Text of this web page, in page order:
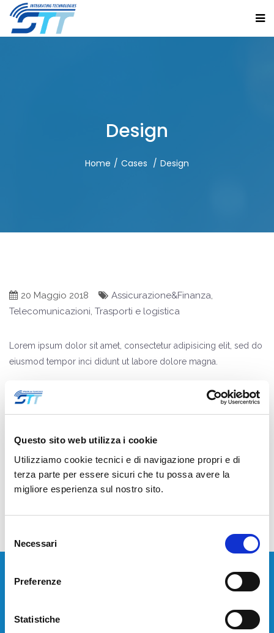
Questo sito web utilizza i cookie
Utilizziamo cookie tecnici e di navigazione propri e di
terza parte per essere sicuri che tu possa avere la
migliore esperienza sul nostro sito.
delNecessari
Preferenze
Statistiche
Design
Home Cases Design
20 Maggio 2018 Assicurazione&Finanza,
Telecomunicazioni, Trasporti e logistica
Lorem ipsum dolor sit amet, consectetur adipisicing elit, sed do
eiusmod tempor inci didunt ut labore dolore magna.
<<
Devi installare o aggiornare i tuoi sistemi di
Contattaci per avere una consulenza gratuita.